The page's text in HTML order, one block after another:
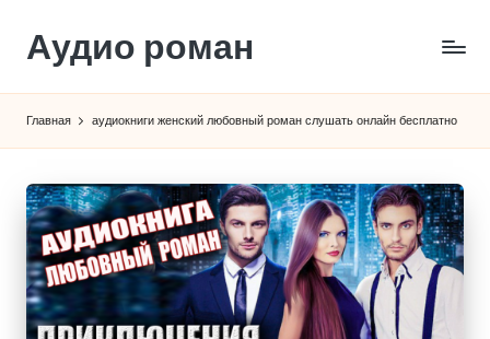
Перейти
содержимому
Аудио роман
Главная аудиокниги женский любовный роман слушать онлайн бесплатно